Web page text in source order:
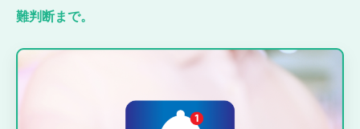
難判断まで。